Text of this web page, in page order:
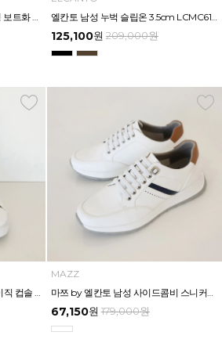
125,100원 209,000원
MAZZ
67,150원 179,000원